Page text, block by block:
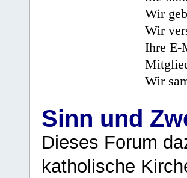
Wir
Wir
Ihre E-
Wir
Sinn und
Dieses Forum
katholische